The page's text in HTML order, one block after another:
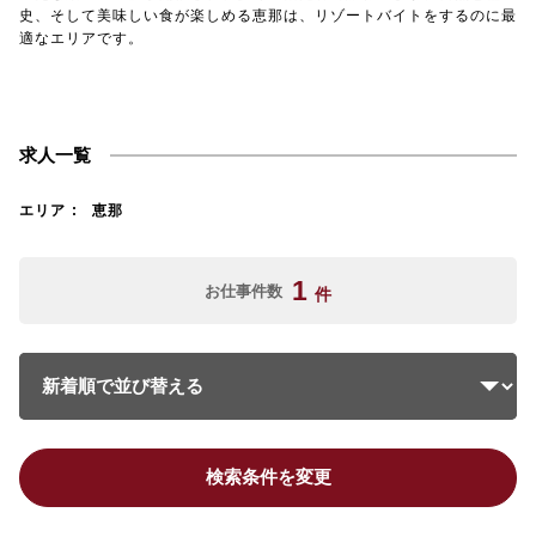
史、そして美味しい食が楽しめる恵那は、リゾートバイトをするのに最
適なエリアです。
求人一覧
エリア 恵那
お仕事件数 1 件
検索条件を変更